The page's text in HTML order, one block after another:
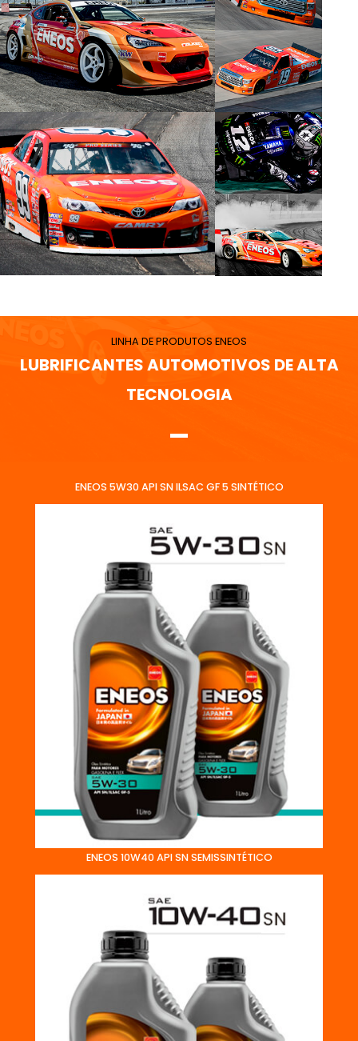
LINHA DE PRODUTOS ENEOS
LUBRIFICANTES AUTOMOTIVOS DE ALTA
TECNOLOGIA
ENEOS 5W30 API SN ILSAC GF 5 SINTÉTICO
ENEOS 10W40 API SN SEMISSINTÉTICO